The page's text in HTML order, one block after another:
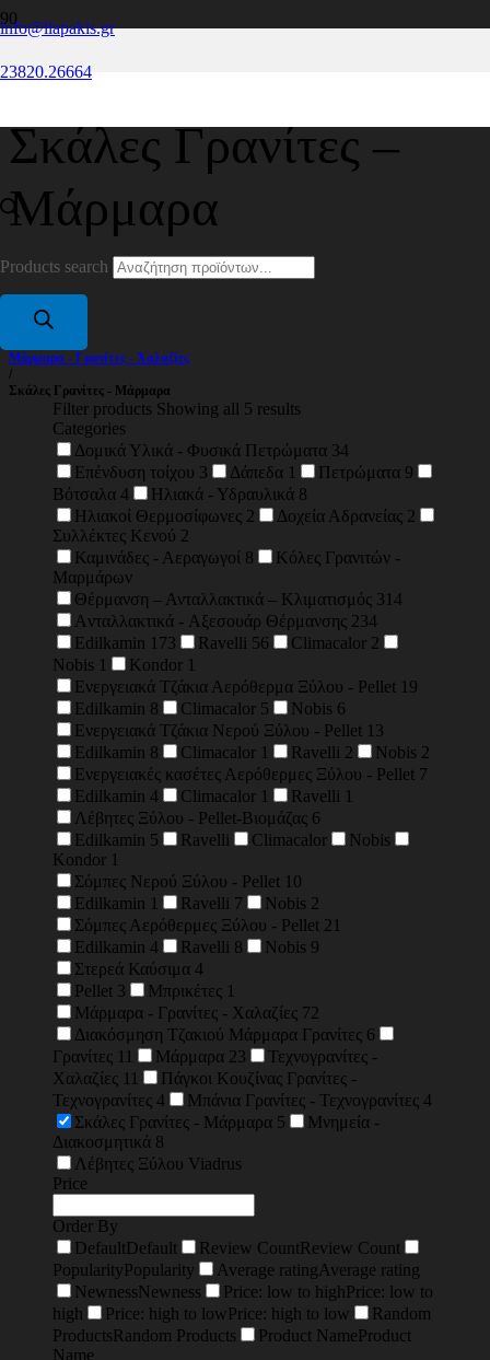
info@liapakis.gr
23820.26664
Products search
Σκάλες Γρανίτες –
Μάρμαρα
Home
Μάρμαρα - Γρανίτες - Χαλαζίες
/
Σκάλες Γρανίτες - Μάρμαρα
Filter products Showing all 5 results
Categories
Δομικά Υλικά - Φυσικά Πετρώματα 34
Επένδυση τοίχου 3 Δάπεδα 1 Πετρώματα 9
Βότσαλα 4 Ηλιακά - Υδραυλικά 8
Ηλιακοί Θερμοσίφωνες 2 Δοχεία Αδρανείας 2
Συλλέκτες Κενού 2
Καμινάδες - Αεραγωγοί 8
Κόλες Γρανιτών -
Μαρμάρων
Θέρμανση – Ανταλλακτικά – Κλιματισμός 314
Aνταλλακτικά - Aξεσουάρ Θέρμανσης 234
Edilkamin 173 Ravelli 56 Climacalor 2
Nobis 1 Kondor 1
Ενεργειακά Τζάκια Αερόθερμα Ξύλου - Pellet 19
Edilkamin 8 Climacalor 5 Nobis 6
Ενεργειακά Τζάκια Νερού Ξύλου - Pellet 13
Edilkamin 8 Climacalor 1 Ravelli 2 Nobis 2
Ενεργειακές κασέτες Αερόθερμες Ξύλου - Pellet 7
Edilkamin 4 Climacalor 1 Ravelli 1
Λέβητες Ξύλου - Pellet-Βιομάζας 6
Εdilkamin 5 Ravelli Climacalor
Nobis
Κondor 1
Σόμπες Νερού Ξύλου - Pellet 10
Edilkamin 1 Ravelli 7 Nobis 2
Σόμπες Αερόθερμες Ξύλου - Pellet 21
Edilkamin 4 Ravelli 8 Nobis 9
Στερεά Καύσιμα 4
Pellet 3 Μπρικέτες 1
Μάρμαρα - Γρανίτες - Χαλαζίες 72
Διακόσμηση Τζακιού Μάρμαρα Γρανίτες 6
Γρανίτες 11 Μάρμαρα 23
Τεχνογρανίτες -
Χαλαζίες 11
Πάγκοι Κουζίνας Γρανίτες -
Τεχνογρανίτες 4 Μπάνια Γρανίτες - Τεχνογρανίτες 4
Σκάλες Γρανίτες - Μάρμαρα 5
Μνημεία -
Διακοσμητικά 8
Λέβητες Ξύλου Viadrus
Price
Order By
DefaultDefault Review CountReview Count
PopularityPopularity Average ratingAverage rating
NewnessNewness Price: low to highPrice: low to
high
Price: high to lowPrice: high to low
Random
ProductsRandom Products Product NameProduct
Name